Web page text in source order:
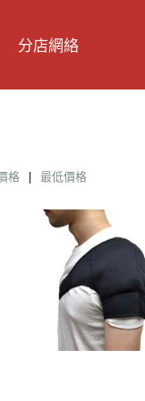
分店網絡
格 | 最低價格